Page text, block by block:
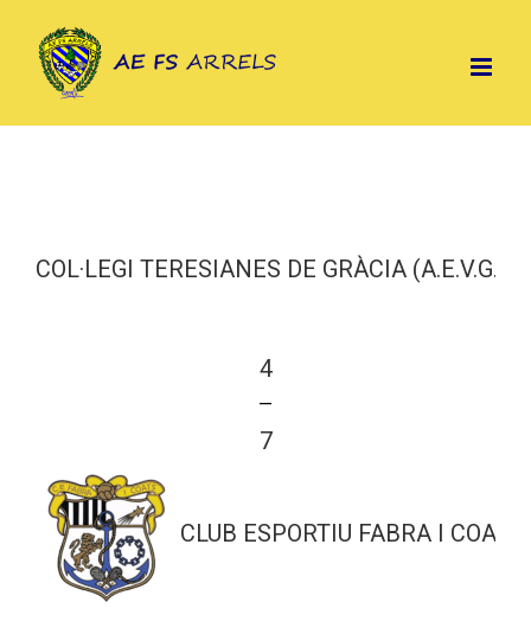
content
COL·LEGI TERESIANES DE GRÀCIA (A.E.V.G.)
4
—
7
CLUB ESPORTIU FABRA I COATS